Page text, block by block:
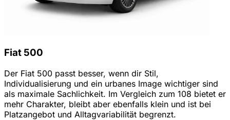
Fiat 500
Der Fiat 500 passt besser, wenn dir Stil,
Individualisierung und ein urbanes Image wichtiger sind
als maximale Sachlichkeit. Im Vergleich zum 108 bietet er
mehr Charakter, bleibt aber ebenfalls klein und ist bei
Platzangebot und Alltagvariabilität begrenzt.